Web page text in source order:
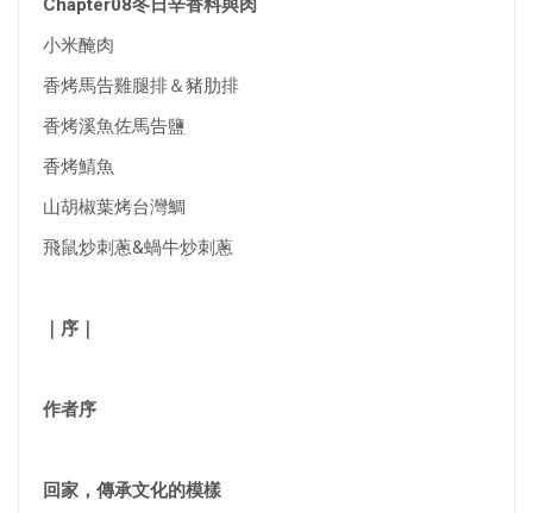
Chapter08冬日辛香料與肉
小米醃肉
香烤馬告雞腿排＆豬肋排
香烤溪魚佐馬告鹽
香烤鯖魚
山胡椒葉烤台灣鯛
飛鼠炒刺蔥&蝸牛炒刺蔥
｜序｜
作者序
回家，傳承文化的模樣